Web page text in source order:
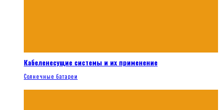
Кабеленесущие системы и их применение
Солнечные батареи